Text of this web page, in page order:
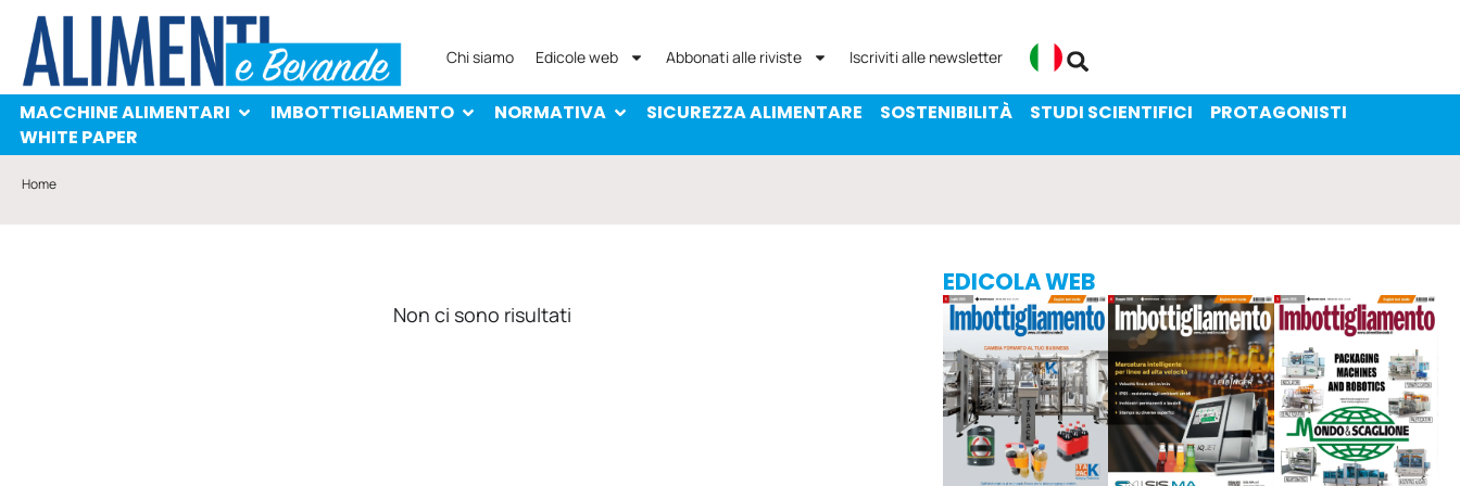
MACCHINE ALIMENTARI
PROTAGONISTI
WHITE PAPER
Chi siamo Edicole web Abbonati alle riviste Iscriviti alle newsletter
MACCHINE ALIMENTARI IMBOTTIGLIAMENTO NORMATIVA SICUREZZA ALIMENTARE SOSTENIBILITÀ STUDI SCIENTIFICI
PROTAGONISTI
WHITE PAPER
Home
Non ci sono risultati
EDICOLA WEB